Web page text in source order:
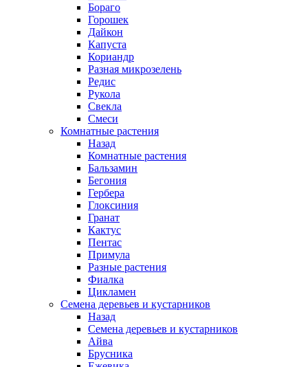
Бораго
Горошек
Дайкон
Капуста
Кориандр
Разная микрозелень
Редис
Рукола
Свекла
Смеси
Комнатные растения
Назад
Комнатные растения
Бальзамин
Бегония
Гербера
Глоксиния
Гранат
Кактус
Пентас
Примула
Разные растения
Фиалка
Цикламен
Семена деревьев и кустарников
Назад
Семена деревьев и кустарников
Айва
Брусника